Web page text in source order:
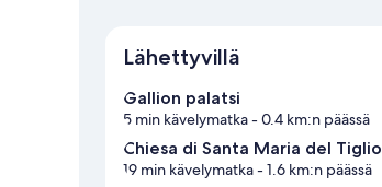
Lähettyvillä
Gallion palatsi
5 min kävelymatka- 0.4 km:n päässä
Chiesa di Santa Maria del Tiglio
19 min kävelymatka- 1.6 km:n päässä